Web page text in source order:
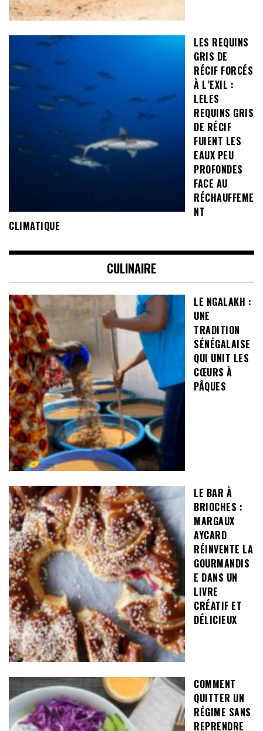
LES REQUINS
GRIS DE
RÉCIF FORCÉS
À L’EXIL :
LELES
REQUINS GRIS
DE RÉCIF
FUIENT LES
EAUX PEU
PROFONDES
FACE AU
RÉCHAUFFEME
NT
CLIMATIQUE
CULINAIRE
LE NGALAKH :
UNE
TRADITION
SÉNÉGALAISE
QUI UNIT LES
CŒURS À
PÂQUES
LE BAR À
BRIOCHES :
MARGAUX
AYCARD
RÉINVENTE LA
GOURMANDIS
E DANS UN
LIVRE
CRÉATIF ET
DÉLICIEUX
COMMENT
QUITTER UN
RÉGIME SANS
REPRENDRE